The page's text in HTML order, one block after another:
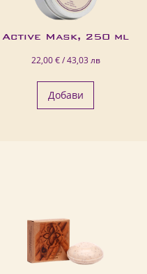
Active Mask, 250 ml
22,00 € / 43,03 лв
Добави